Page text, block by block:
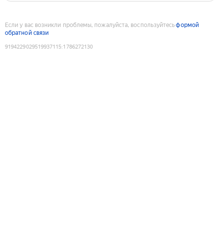
Если у вас возникли проблемы, пожалуйста, воспользуйтесьформой
обратной связи
9194229029519937115:1786272130